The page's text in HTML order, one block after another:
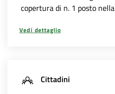
copertura di n. 1 posto
Vedi dettaglio
Cittadini